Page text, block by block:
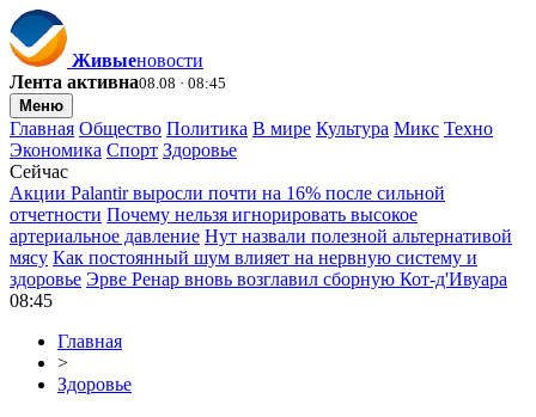
Живыеновости
Лента активна08.08 · 08:45
Меню
Главная Общество Политика В мире Культура Микс Техно
Экономика Спорт Здоровье
Сейчас
Акции Palantir выросли почти на 16% после сильной
отчетности Почему нельзя игнорировать высокое
артериальное давление Нут назвали полезной альтернативой
мясу Как постоянный шум влияет на нервную систему и
здоровье Эрве Ренар вновь возглавил сборную Кот-д'Ивуара
08:45
Главная
>
Здоровье